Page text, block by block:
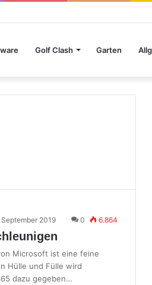
Golf Clash Garten
September 2019 0 6.864
Microsoft ist eine feine
Hülle und Fülle wird
dazu gegeben…